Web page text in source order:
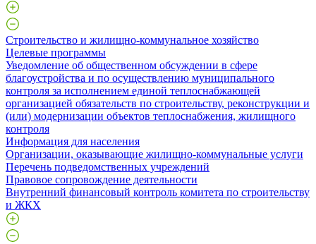
Строительство и жилищно-коммунальное хозяйство
Целевые программы
Уведомление об общественном обсуждении в сфере
благоустройства и по осуществлению муниципального
контроля за исполнением единой теплоснабжающей
организацией обязательств по строительству, реконструкции и
(или) модернизации объектов теплоснабжения, жилищного
контроля
Информация для населения
Организации, оказывающие жилищно-коммунальные услуги
Перечень подведомственных учреждений
Правовое сопровождение деятельности
Внутренний финансовый контроль комитета по строительству
и ЖКХ